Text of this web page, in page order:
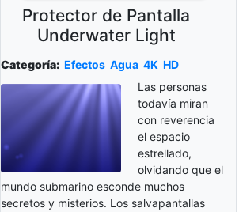
Protector de Pantalla
Underwater Light
Categoría: Efectos Agua 4K HD
Las personas
todavía miran
con reverencia
el espacio
estrellado,
olvidando que el
mundo submarino esconde muchos
secretos y misterios. Los salvapantallas